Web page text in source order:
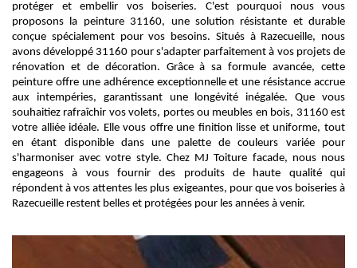
protéger et embellir vos boiseries. C'est pourquoi nous vous
proposons la peinture 31160, une solution résistante et durable
conçue spécialement pour vos besoins. Situés à Razecueille, nous
avons développé 31160 pour s'adapter parfaitement à vos projets de
rénovation et de décoration. Grâce à sa formule avancée, cette
peinture offre une adhérence exceptionnelle et une résistance accrue
aux intempéries, garantissant une longévité inégalée. Que vous
souhaitiez rafraîchir vos volets, portes ou meubles en bois, 31160 est
votre alliée idéale. Elle vous offre une finition lisse et uniforme, tout
en étant disponible dans une palette de couleurs variée pour
s'harmoniser avec votre style. Chez MJ Toiture facade, nous nous
engageons à vous fournir des produits de haute qualité qui
répondent à vos attentes les plus exigeantes, pour que vos boiseries à
Razecueille restent belles et protégées pour les années à venir.